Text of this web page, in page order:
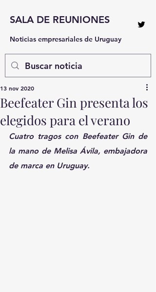
SALA DE REUNIONES
Noticias empresariales de Uruguay
Beefeater Gin presenta los
elegidos para el verano
13 nov 2020
Cuatro tragos con Beefeater Gin de
la mano de Melisa Ávila, embajadora
de marca en Uruguay.